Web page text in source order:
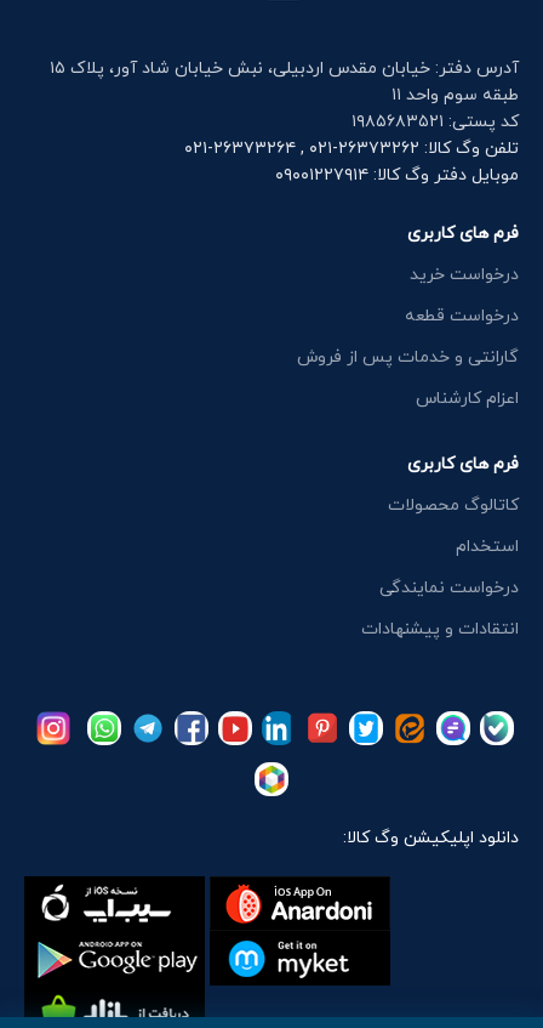
آدرس دفتر: خیابان مقدس اردبیلی، نبش خیابان شاد آور، پلاک ۱۵
طبقه سوم واحد ۱۱
کد پستی: ۱۹۸۵۶۸۳۵۲۱
تلفن وگ کالا: ۲۶۳۷۳۲۶۲-۰۲۱ , ۲۶۳۷۳۲۶۴-۰۲۱
موبایل دفتر وگ کالا: ۰۹۰۰۱۲۲۷۹۱۴
فرم های کاربری
درخواست خرید
درخواست قطعه
گارانتی و خدمات پس از فروش
اعزام کارشناس
فرم های کاربری
کاتالوگ محصولات
استخدام
درخواست نمایندگی
انتقادات و پیشنهادات
دانلود اپلیکیشن وگ کالا: